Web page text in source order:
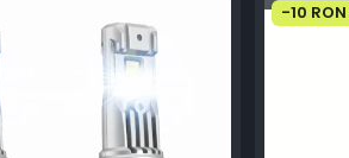
-10 RON